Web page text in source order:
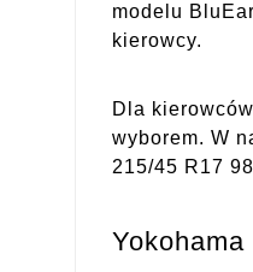
modelu
kierowcy.
Dla
wyborem. W
215/45 R17